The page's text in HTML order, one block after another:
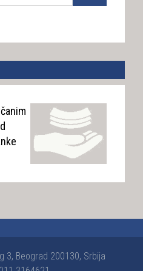
3, Beograd 200130, Srbija